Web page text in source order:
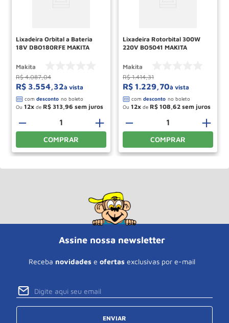
Lixadeira Orbital a Bateria
18V DBO180RFE MAKITA
Makita
R$ 4.087,04
R$ 3.554,32à vista
Ou 12 de R$ 313,96
＋
－
COMPRAR
Lixadeira Rotorbital 300W
220V BO5041 MAKITA
Makita
R$ 1.414,31
R$ 1.229,70à vista
Ou 12 de R$ 108,62
＋
－
COMPRAR
Assine nossa newsletter
Receba novidades e ofertas exclusivas por e-mail
ENVIAR